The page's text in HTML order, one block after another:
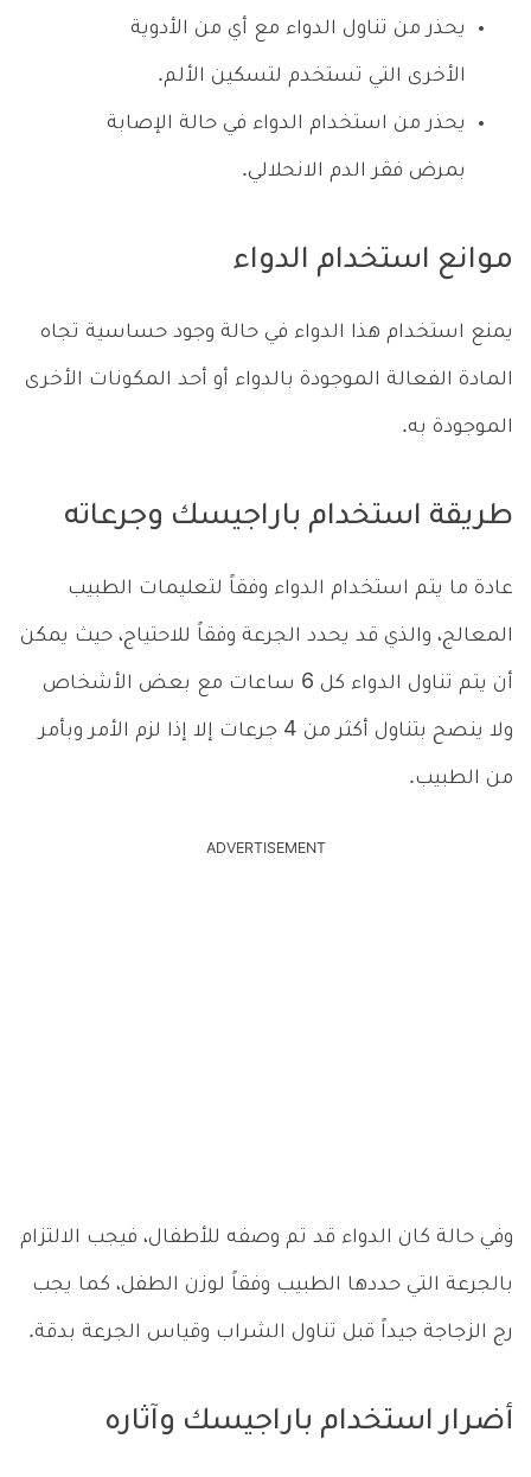
يحذر من تناول الدواء مع أي من الأدوية
الأخرى التي تستخدم لتسكين الألم.
يحذر من استخدام الدواء في حالة الإصابة
بمرض فقر الدم الانحلالي.
موانع استخدام الدواء
يمنع استخدام هذا الدواء في حالة وجود حساسية تجاه
المادة الفعالة الموجودة بالدواء أو أحد المكونات الأخرى
الموجودة به.
طريقة استخدام باراجيسك وجرعاته
عادة ما يتم استخدام الدواء وفقاً لتعليمات الطبيب
المعالج، والذي قد يحدد الجرعة وفقاً للاحتياج، حيث يمكن
أن يتم تناول الدواء كل 6 ساعات مع بعض الأشخاص
ولا ينصح بتناول أكثر من 4 جرعات إلا إذا لزم الأمر وبأمر
من الطبيب.
ADVERTISEMENT
وفي حالة كان الدواء قد تم وصفه للأطفال، فيجب الالتزام
بالجرعة التي حددها الطبيب وفقاً لوزن الطفل، كما يجب
رج الزجاجة جيداً قبل تناول الشراب وقياس الجرعة بدقة.
أضرار استخدام باراجيسك وآثاره